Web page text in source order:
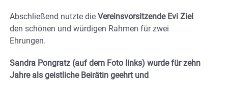
Abschließend nutzte die Vereinsvorsitzende Evi Ziel
den schönen und würdigen Rahmen für zwei
Ehrungen.
Sandra Pongratz (auf dem Foto links) wurde für zehn
Jahre als geistliche Beirätin geehrt und